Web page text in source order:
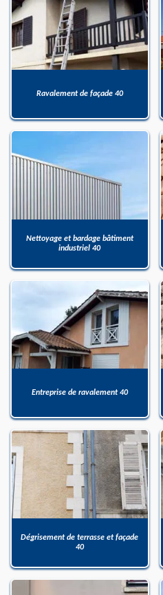
Ravalement de façade 40
Nettoyage et bardage bâtiment
industriel 40
Entreprise de ravalement 40
Dégrisement de terrasse et façade
40